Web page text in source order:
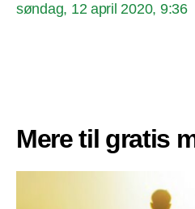
søndag, 12 april 2020, 9:36
Mere til gratis